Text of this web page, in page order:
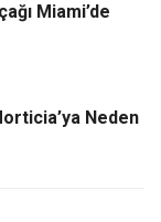
Miami’de
Neden